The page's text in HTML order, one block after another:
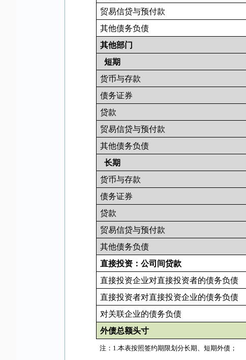
贸易信贷与预付款
其他债务负债
其他部门
短期
货币与存款
债务证券
贷款
贸易信贷与预付款
其他债务负债
长期
货币与存款
债务证券
贷款
贸易信贷与预付款
其他债务负债
直接投资：公司间贷款
直接投资企业对直接投资者的债务负债
直接投资者对直接投资企业的债务负债
对关联企业的债务负债
外债总额头寸
注： 1.本表按照签约期限划分长期、短期外债；